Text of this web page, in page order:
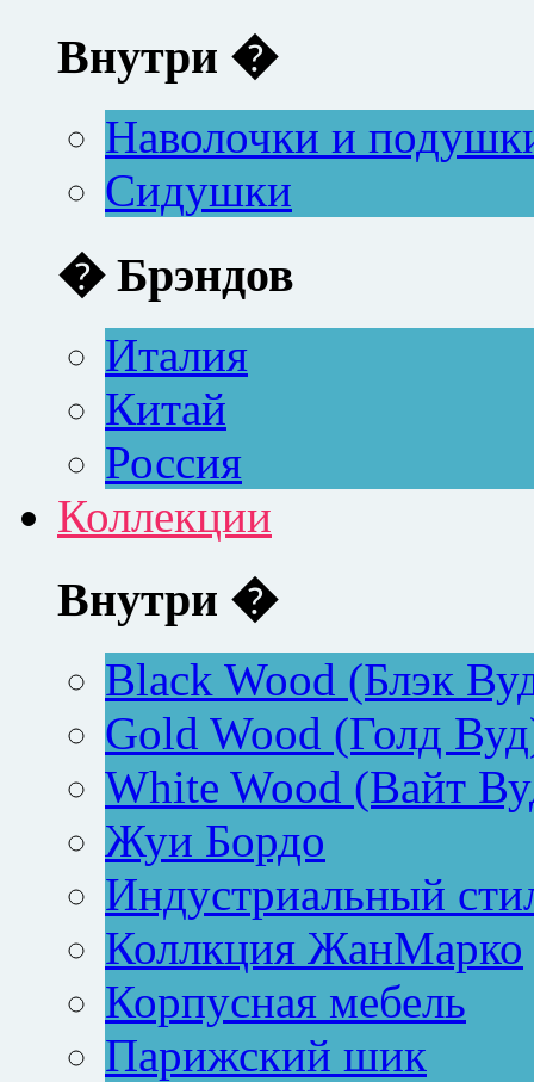
Внутри �
Наволочки и
Сидушки
� Брэндов
Италия
Китай
Россия
Коллекции
Внутри �
Black Wood (Блэк
Gold Wood (Голд
White Wood (Вайт
Жуи Бордо
Индустриальный
Коллкция ЖанМарко
Корпусная мебель
Парижский шик